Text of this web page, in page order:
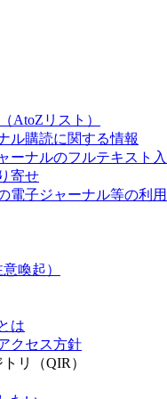
AtoZリスト）
ル購読に関する情報
ーナルのフルテキスト
寄せ
電子ジャーナル等の利用
喚起）
は
クセス方針
リ（QIR）